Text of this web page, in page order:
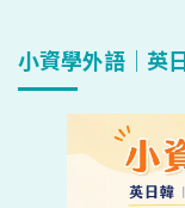
小資學外語｜英